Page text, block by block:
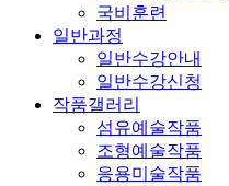
국비훈련
일반과정
일반수강안내
일반수강신청
작품갤러리
섬유예술작품
조형예술작품
응용미술작품